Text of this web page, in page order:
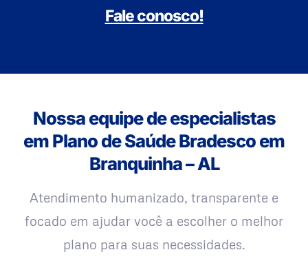
Fale conosco!
Nossa equipe de especialistas
em Plano de Saúde Bradesco em
Branquinha – AL
Atendimento humanizado, transparente e
focado em ajudar você a escolher o melhor
plano para suas necessidades.